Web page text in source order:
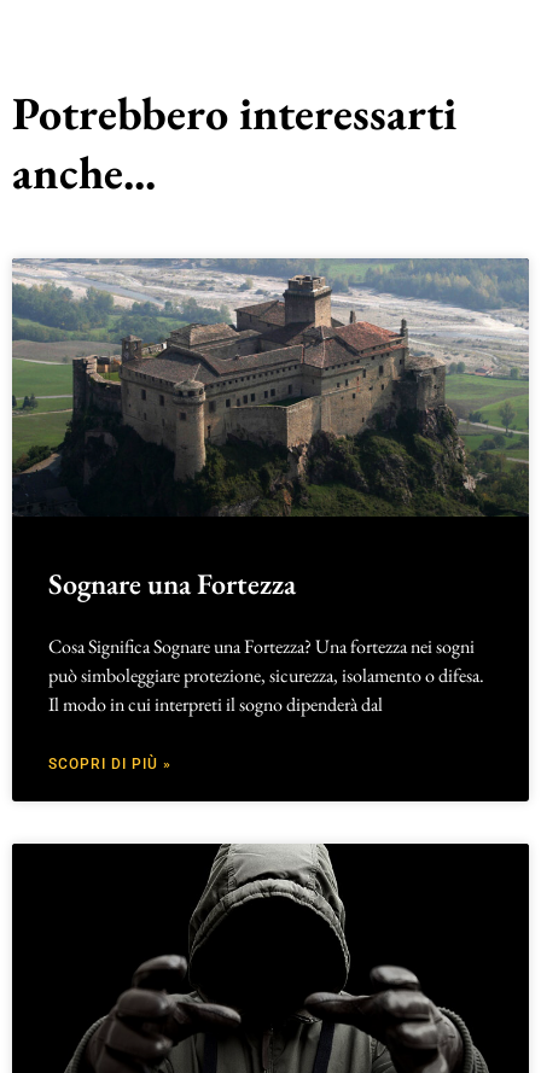
Potrebbero interessarti
anche...
Sognare una Fortezza
Cosa Significa Sognare una Fortezza? Una fortezza nei sogni
può simboleggiare protezione, sicurezza, isolamento o difesa.
Il modo in cui interpreti il sogno dipenderà dal
SCOPRI DI PIÙ »